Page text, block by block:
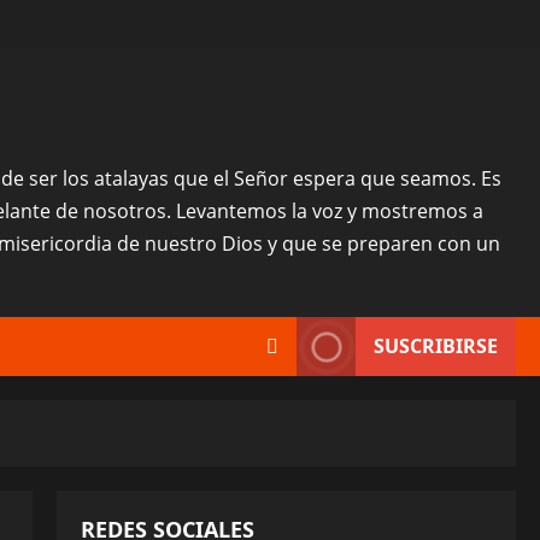
ser los atalayas que el Señor espera que seamos. Es
de nosotros. Levantemos la voz y mostremos a
de nuestro Dios y que se preparen con un
SUSCRIBIRSE
REDES SOCIALES